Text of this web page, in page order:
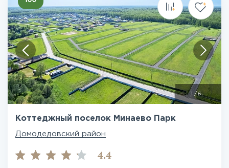
/6
Коттеджный поселок Минаево Парк
Домодедовский район
4.4